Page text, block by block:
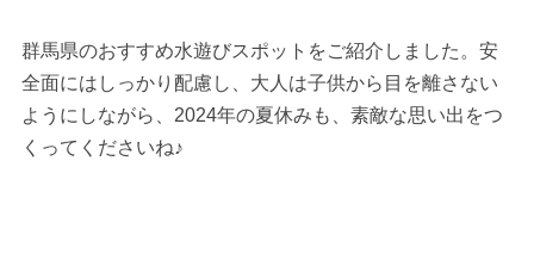
群馬県のおすすめ水遊びスポットをご紹介しました。安
全面にはしっかり配慮し、大人は子供から目を離さない
ようにしながら、2024年の夏休みも、素敵な思い出をつ
くってくださいね♪